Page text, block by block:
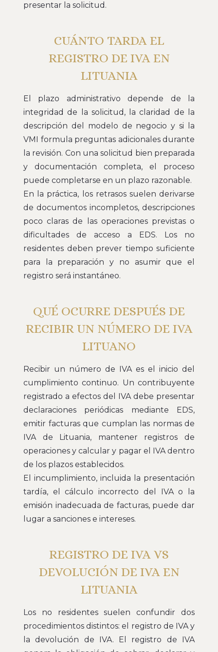
presentar la solicitud.
CUÁNTO TARDA EL
REGISTRO DE IVA EN
LITUANIA
El plazo administrativo depende de la
integridad de la solicitud, la claridad de la
descripción del modelo de negocio y si la
VMI formula preguntas adicionales durante
la revisión. Con una solicitud bien preparada
y documentación completa, el proceso
puede completarse en un plazo razonable.
En la práctica, los retrasos suelen derivarse
de documentos incompletos, descripciones
poco claras de las operaciones previstas o
dificultades de acceso a EDS. Los no
residentes deben prever tiempo suficiente
para la preparación y no asumir que el
registro será instantáneo.
QUÉ OCURRE DESPUÉS DE
RECIBIR UN NÚMERO DE IVA
LITUANO
Recibir un número de IVA es el inicio del
cumplimiento continuo. Un contribuyente
registrado a efectos del IVA debe presentar
declaraciones periódicas mediante EDS,
emitir facturas que cumplan las normas de
IVA de Lituania, mantener registros de
operaciones y calcular y pagar el IVA dentro
de los plazos establecidos.
El incumplimiento, incluida la presentación
tardía, el cálculo incorrecto del IVA o la
emisión inadecuada de facturas, puede dar
lugar a sanciones e intereses.
REGISTRO DE IVA VS
DEVOLUCIÓN DE IVA EN
LITUANIA
Los no residentes suelen confundir dos
procedimientos distintos: el registro de IVA y
la devolución de IVA. El registro de IVA